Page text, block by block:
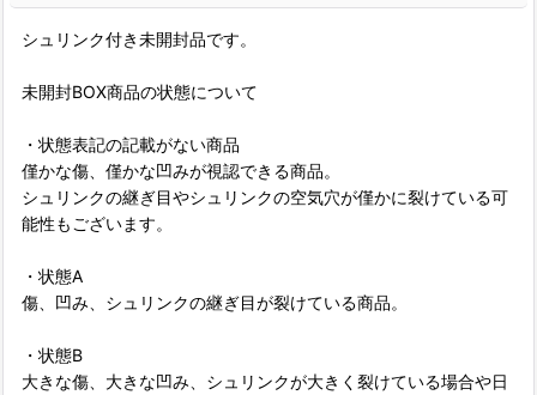
シュリンク付き未開封品です。
未開封BOX商品の状態について
・状態表記の記載がない商品
僅かな傷、僅かな凹みが視認できる商品。
シュリンクの継ぎ目やシュリンクの空気穴が僅かに裂けている可
能性もございます。
・状態A
傷、凹み、シュリンクの継ぎ目が裂けている商品。
・状態B
大きな傷、大きな凹み、シュリンクが大きく裂けている場合や日